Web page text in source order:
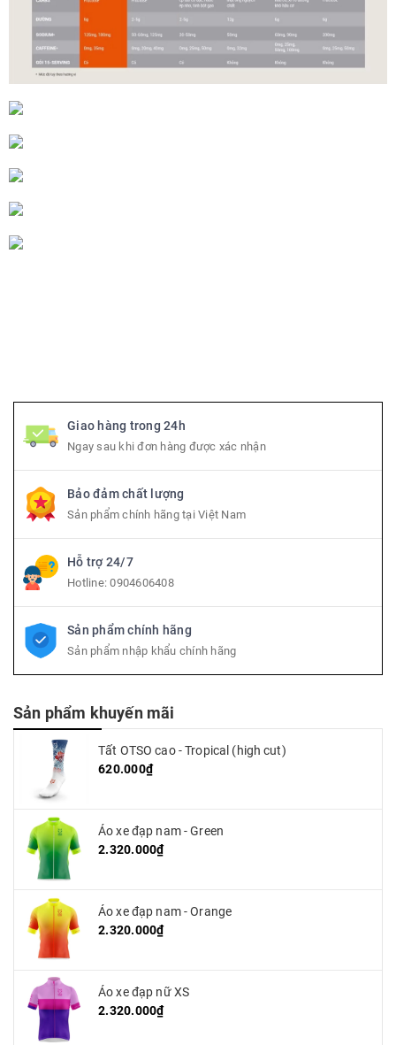
Giao hàng trong 24h
Ngay sau khi đơn hàng được xác nhận
Bảo đảm chất lượng
Sản phẩm chính hãng tại Việt Nam
Hỗ trợ 24/7
Hotline:0904606408
Sản phẩm chính hãng
Sản phẩm nhập khẩu chính hãng
Sản phẩm khuyến mãi
Tất OTSO cao - Tropical (high cut)
620.000₫
Áo xe đạp nam - Green
2.320.000₫
Áo xe đạp nam - Orange
2.320.000₫
Áo xe đạp nữ XS
2.320.000₫